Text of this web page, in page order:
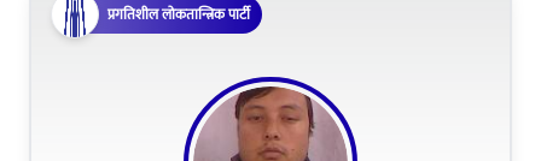
प्रगतिशील लोकतान्त्रिक पार्टी